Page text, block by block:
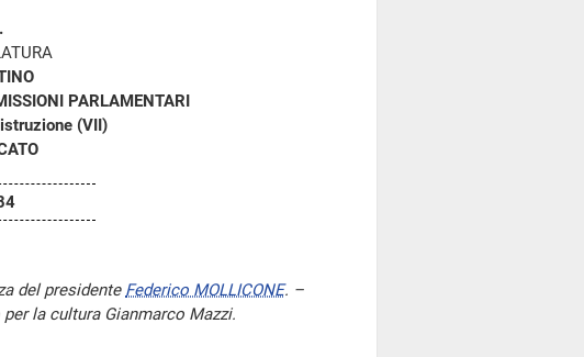
PARLAMENTARI
(VII)
del presidente Federico MOLLICONE. –
la cultura Gianmarco Mazzi.